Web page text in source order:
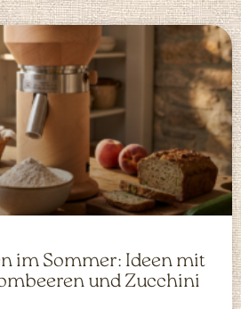
im Sommer: Ideen mit
und Zucchini